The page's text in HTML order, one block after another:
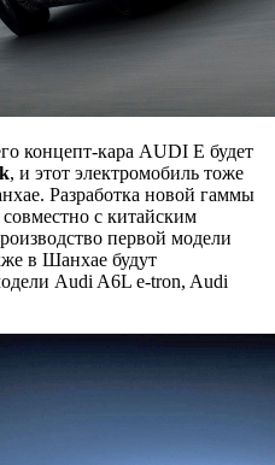
концепт-кара AUDI E будет
, и этот электромобиль тоже
Разработка новой гаммы
с китайским
первой модели
в Шанхае будут
Audi A6L e-tron, Audi